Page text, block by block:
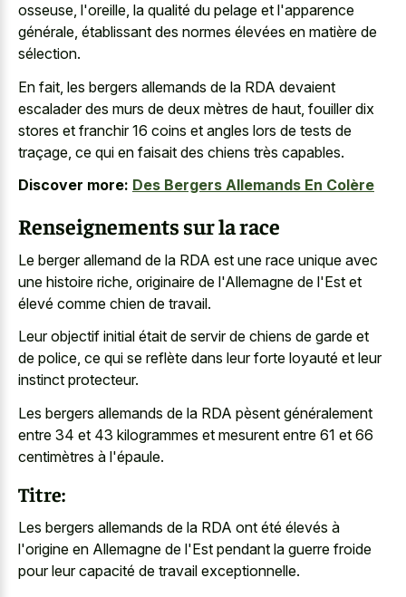
osseuse, l'oreille, la qualité du pelage et l'apparence
générale, établissant des normes élevées en matière de
sélection.
En fait, les bergers allemands de la RDA devaient
escalader des murs de deux mètres de haut, fouiller dix
stores et franchir 16 coins et angles lors de tests de
traçage, ce qui en faisait des chiens très capables.
Discover more: Des Bergers Allemands En Colère
Renseignements sur la race
Le berger allemand de la RDA est une race unique avec
une histoire riche, originaire de l'Allemagne de l'Est et
élevé comme chien de travail.
Leur objectif initial était de servir de chiens de garde et
de police, ce qui se reflète dans leur forte loyauté et leur
instinct protecteur.
Les bergers allemands de la RDA pèsent généralement
entre 34 et 43 kilogrammes et mesurent entre 61 et 66
centimètres à l'épaule.
Titre:
Les bergers allemands de la RDA ont été élevés à
l'origine en Allemagne de l'Est pendant la guerre froide
pour leur capacité de travail exceptionnelle.